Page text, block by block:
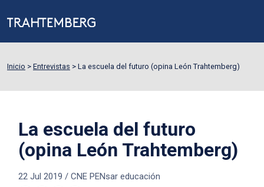
Inicio > Entrevistas > La escuela del futuro (opina León Trahtemberg)
La escuela del futuro
(opina León Trahtemberg)
22 Jul 2019 / CNE PENsar educación